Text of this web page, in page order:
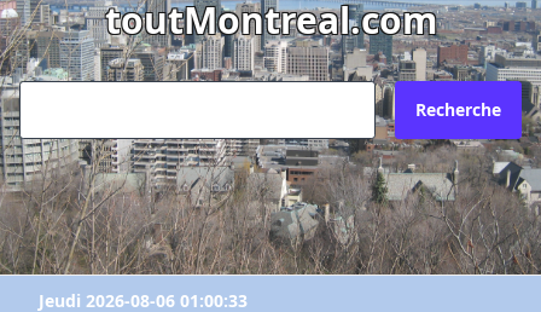
toutMontreal.com
Recherche
Jeudi 2026-08-06 01:00:33